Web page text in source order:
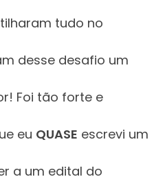
tudo no
desse desafio um
Foi tão forte e
eu QUASE escrevi um
a um edital do